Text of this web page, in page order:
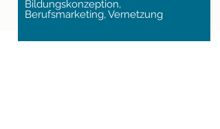
Bildungskonzeption,
Berufsmarketing, Vernetzung